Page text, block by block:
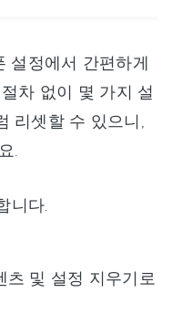
설정에서 간편하게
차 없이 몇 가지 설
리셋할 수 있으니,
.
니다.
츠 및 설정 지우기로